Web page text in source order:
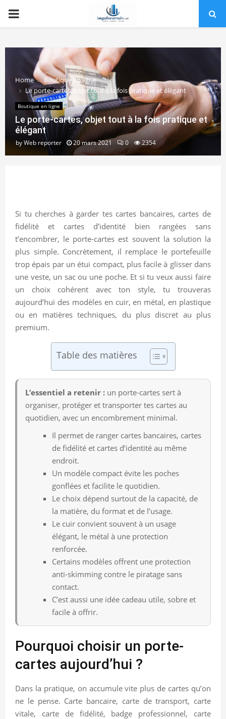
PRIMARY
Home
Boutique en ligne
Le porte-cartes, objet tout à la fois pratique et élégant
Boutique en ligne
Le porte-cartes, objet tout à la fois pratique et
élégant
byWeb reporter 20 mars 2021 0 2354
Si tu cherches à garder tes cartes bancaires, cartes de
fidélité et cartes d’identité bien rangées sans
t’encombrer, le porte-cartes est souvent la solution la
plus simple. Concrètement, il remplace le portefeuille
trop épais par un étui compact, plus facile à glisser dans
une veste, un sac ou une poche. Et si tu veux aussi faire
un choix cohérent avec ton style, tu trouveras
aujourd’hui des modèles en cuir, en métal, en plastique
ou en matières techniques, du plus discret au plus
premium.
Table des matières
L’essentiel a retenir : un porte-cartes sert à
organiser, protéger et transporter tes cartes au
quotidien, avec un encombrement minimal.
Il permet de ranger cartes bancaires, cartes
de fidélité et cartes d’identité au même
endroit.
Un modèle compact évite les poches
gonflées et facilite le quotidien.
Le choix dépend surtout de la capacité, de
la matière, du format et de l’usage.
Le cuir convient souvent à un usage
élégant, le métal à une protection
renforcée.
Certains modèles offrent une protection
anti-skimming contre le piratage sans
contact.
C’est aussi une idée cadeau utile, sobre et
facile à offrir.
Pourquoi choisir un porte-
cartes aujourd’hui ?
Dans la pratique, on accumule vite plus de cartes qu’on
ne le pense. Carte bancaire, carte de transport, carte
vitale, carte de fidélité, badge professionnel, carte